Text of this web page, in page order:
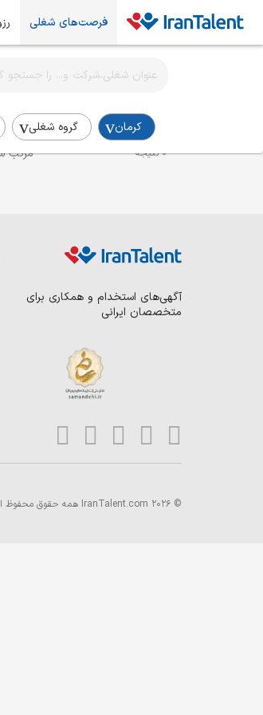
فرصت‌های شغلی
کرمان گروه شغلی
اطلاع‌رسانی شغلی را برای این
استخدام مدیر جذب و استخدام در
0 نتیجه مرتب
آگهی‌های استخدام و همکاری برای
متخصصان ایرانی
© 2026 IranTalent.com همه حقوق محفوظ